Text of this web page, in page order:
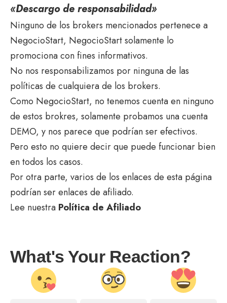
«Descargo de responsabilidad»
Ninguno de los brokers mencionados pertenece a
NegocioStart, NegocioStart solamente lo
promociona con fines informativos.
No nos responsabilizamos por ninguna de las
políticas de cualquiera de los brokers.
Como NegocioStart, no tenemos cuenta en ninguno
de estos brokres, solamente probamos una cuenta
DEMO, y nos parece que podrían ser efectivos.
Pero esto no quiere decir que puede funcionar bien
en todos los casos.
Por otra parte, varios de los enlaces de esta página
podrían ser enlaces de afiliado.
Lee nuestra Política de Afiliado
What's Your Reaction?